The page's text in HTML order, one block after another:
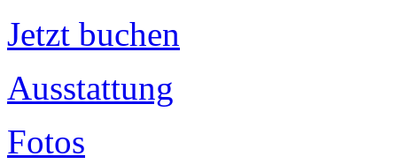
Jetzt buchen
Ausstattung
Fotos